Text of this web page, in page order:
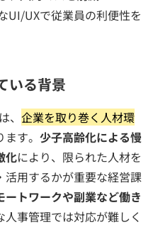
UI/UXで従業員の利便性を
いる背景
、 企業を取り巻く人材環
す。 少子高齢化による慢
化により、限られた人材を
活用するかが重要な経営課
ートワークや副業など働き
人事管理では対応が難しく